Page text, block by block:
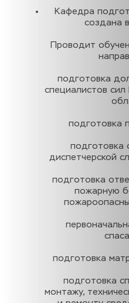
Кафедра
создана
Проводит
подготовка
специалистов
подготовка
подготовка
диспетчерской
подготовка
пожарную
подготовка
подготовка
монтажу,